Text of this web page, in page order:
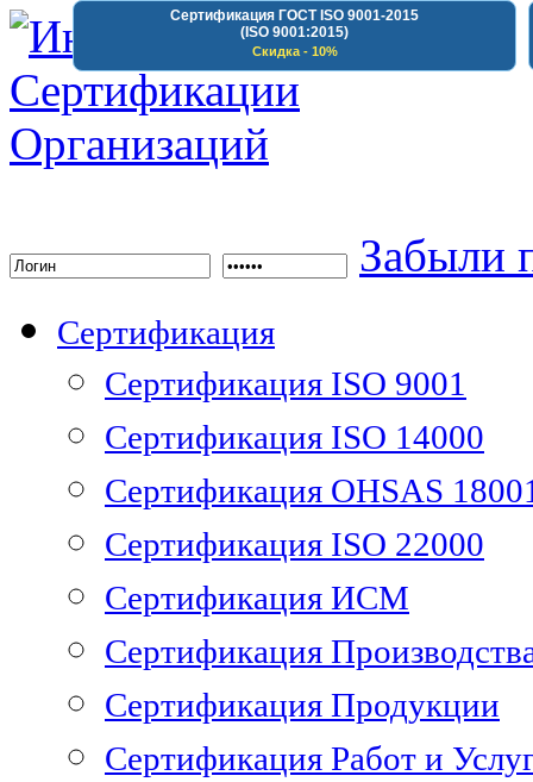
Сертификация ГОСТ ISO 9001-2015
(ISO 9001:2015)
Скидка - 10%
Забыли
Сертификация
Сертификация ISO 9001
Сертификация ISO 14000
Сертификация OHSAS
Сертификация ISO 22000
Сертификация ИСМ
Сертификация
Сертификация Продукции
Сертификация Работ и